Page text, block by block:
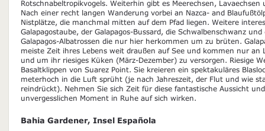
Rotschnabeltropikvogels. Weiterhin gibt es Meerechsen,
Nach einer recht langen Wanderung vorbei an Nazca- and
Nistplätze, die manchmal mitten auf dem Pfad liegen. Weitere
Galapagostaube, der Galapagos-Bussard, die Schwalbenschwanz
Galapagos-Albatrossen die nur hier herkommen um zu brüten.
meiste Zeit ihres Lebens weit draußen auf See und kommen nur an
und um ihr riesiges Küken (März-Dezember) zu versorgen. Riesige
Basaltklippen von Suarez Point. Sie kreieren ein spektakuläres
meterhoch in die Luft sprüht (je nach Jahreszeit, der Flut und wie
reindrückt). Nehmen Sie sich Zeit für diese fantastische Aussicht
unvergesslichen Moment in Ruhe auf sich wirken.
Bahia Gardener, Insel Española